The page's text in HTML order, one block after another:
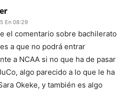
En 08:29
el comentario sobre bachilerato
a que no podrá entrar
a NCAA si no que ha de pasar
algo parecido a lo que le ha
Okeke, y también es algo